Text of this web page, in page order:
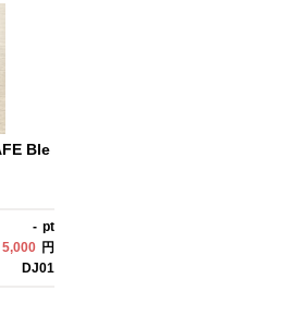
Ble
- pt
5,000 円
DJ01